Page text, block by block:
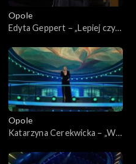
Opole
Edyta Geppert – „Lepiej czyli
tęsknoty – koncert pamięci
Wojciecha Trzcińskiego”
Opole
Katarzyna Cerekwicka – „W
KFPP: „Małe tęsknoty –